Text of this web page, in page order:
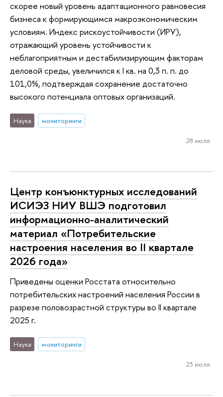
скорее новый уровень адаптационного равновесия
бизнеса к формирующимся макроэкономическим
условиям. Индекс рискоустойчивости (ИРУ),
отражающий уровень устойчивости к
неблагоприятным и дестабилизирующим факторам
деловой среды, увеличился к I кв. на 0,3 п. п. до
101,0%, подтверждая сохранение достаточно
высокого потенциала оптовых организаций.
Наука мониторинги
28 июля
Центр конъюнктурных исследований
ИСИЭЗ НИУ ВШЭ подготовил
информационно-аналитический
материал «Потребительские
настроения населения во II квартале
2026 года»
Приведены оценки Росстата относительно
потребительских настроений населения России в
разрезе половозрастной структуры во II квартале
2025 г.
Наука мониторинги
23 июля